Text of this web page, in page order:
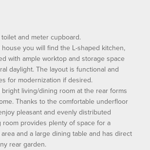
and meter cupboard.
you will find the L-shaped kitchen,
with ample worktop and storage space
daylight. The layout is functional and
for modernization if desired.
living/dining room at the rear forms
Thanks to the comfortable underfloor
pleasant and evenly distributed
room provides plenty of space for a
and a large dining table and has direct
rear garden.